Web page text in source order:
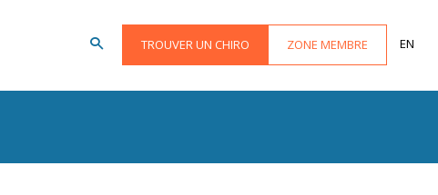
TROUVER UN CHIRO ZONE MEMBRE EN